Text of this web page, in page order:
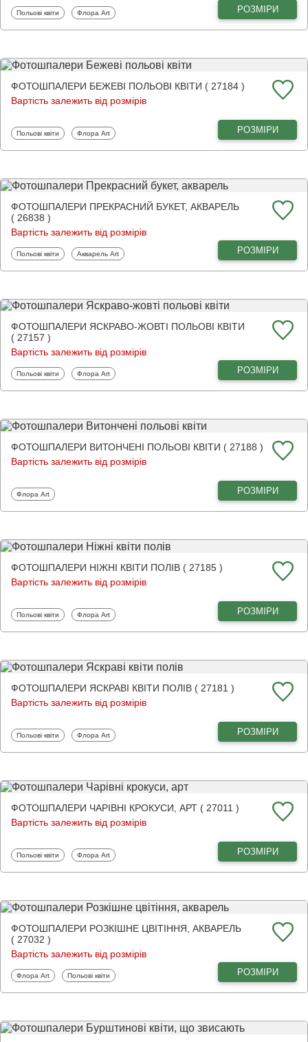
Фотошпалери
Польові квіти Фотошпалери
Флора Art РОЗМІРИ
ФОТОШПАЛЕРИ БЕЖЕВІ ПОЛЬОВІ КВІТИ ( 27184 )
Вартість залежить від розмірів
Фотошпалери
Польові квіти Фотошпалери
Флора Art РОЗМІРИ
ФОТОШПАЛЕРИ ПРЕКРАСНИЙ БУКЕТ, АКВАРЕЛЬ
( 26838 )
Вартість залежить від розмірів
Фотошпалери
Польові квіти Фотошпалери
Акварель Art РОЗМІРИ
ФОТОШПАЛЕРИ ЯСКРАВО-ЖОВТІ ПОЛЬОВІ КВІТИ
( 27157 )
Вартість залежить від розмірів
Фотошпалери
Польові квіти Фотошпалери
Флора Art РОЗМІРИ
ФОТОШПАЛЕРИ ВИТОНЧЕНІ ПОЛЬОВІ КВІТИ ( 27188 )
Вартість залежить від розмірів
Фотошпалери
Флора Art РОЗМІРИ
ФОТОШПАЛЕРИ НІЖНІ КВІТИ ПОЛІВ ( 27185 )
Вартість залежить від розмірів
Фотошпалери
Польові квіти Фотошпалери
Флора Art РОЗМІРИ
ФОТОШПАЛЕРИ ЯСКРАВІ КВІТИ ПОЛІВ ( 27181 )
Вартість залежить від розмірів
Фотошпалери
Польові квіти Фотошпалери
Флора Art РОЗМІРИ
ФОТОШПАЛЕРИ ЧАРІВНІ КРОКУСИ, АРТ ( 27011 )
Вартість залежить від розмірів
Фотошпалери
Польові квіти Фотошпалери
Флора Art РОЗМІРИ
ФОТОШПАЛЕРИ РОЗКІШНЕ ЦВІТІННЯ, АКВАРЕЛЬ
( 27032 )
Вартість залежить від розмірів
Фотошпалери
Флора Art Фотошпалери
Польові квіти РОЗМІРИ